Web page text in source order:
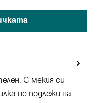
С мекия си
не подлежи на